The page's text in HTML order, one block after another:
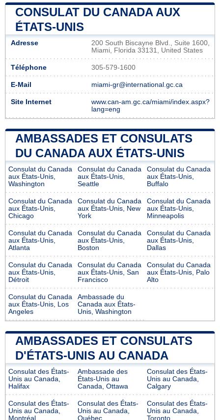
CONSULAT DU CANADA AUX
ÉTATS-UNIS
Adresse
200 South Biscayne Blvd., Suite 1600,
Miami, Florida 33131, United States
Téléphone 305-579-1600
E-Mail miami-gr@international.gc.ca
Site Internet
www.can-am.gc.ca/miami/index.aspx?
lang=eng
AMBASSADES ET CONSULATS
DU CANADA AUX ÉTATS-UNIS
Consulat du Canada
aux États-Unis,
Washington
Consulat du Canada
aux États-Unis,
Seattle
Consulat du Canada
aux États-Unis,
Buffalo
Consulat du Canada
aux États-Unis,
Chicago
Consulat du Canada
aux États-Unis, New
York
Consulat du Canada
aux États-Unis,
Minneapolis
Consulat du Canada
aux États-Unis,
Atlanta
Consulat du Canada
aux États-Unis,
Boston
Consulat du Canada
aux États-Unis,
Dallas
Consulat du Canada
aux États-Unis,
Détroit
Consulat du Canada
aux États-Unis, San
Francisco
Consulat du Canada
aux États-Unis, Palo
Alto
Consulat du Canada
aux États-Unis, Los
Angeles
Ambassade du
Canada aux États-
Unis, Washington
AMBASSADES ET CONSULATS
D'ÉTATS-UNIS AU CANADA
Consulat des États-
Unis au Canada,
Halifax
Ambassade des
États-Unis au
Canada, Ottawa
Consulat des États-
Unis au Canada,
Calgary
Consulat des États-
Unis au Canada,
Montréal
Consulat des États-
Unis au Canada,
Québec
Consulat des États-
Unis au Canada,
Toronto